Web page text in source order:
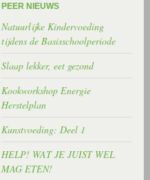
PEER NIEUWS
Natuurlijke Kindervoeding
tijdens de Basisschoolperiode
Slaap lekker, eet gezond
Kookworkshop Energie
Herstelplan
Kunstvoeding: Deel 1
HELP! WAT JE JUIST WEL
MAG ETEN!